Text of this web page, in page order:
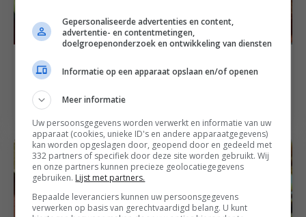
Geroosterde
bite
Marokkaanse kip met
Gepersonaliseerde advertenties en content,
advertentie- en contentmetingen,
doelgroepenonderzoek en ontwikkeling van diensten
Informatie op een apparaat opslaan en/of openen
Meer informatie
Uw persoonsgegevens worden verwerkt en informatie van uw
apparaat (cookies, unieke ID's en andere apparaatgegevens)
kan worden opgeslagen door, geopend door en gedeeld met
332 partners of specifiek door deze site worden gebruikt. Wij
en onze partners kunnen precieze geolocatiegegevens
gebruiken. Lijst met partners.
Bepaalde leveranciers kunnen uw persoonsgegevens
verwerken op basis van gerechtvaardigd belang. U kunt